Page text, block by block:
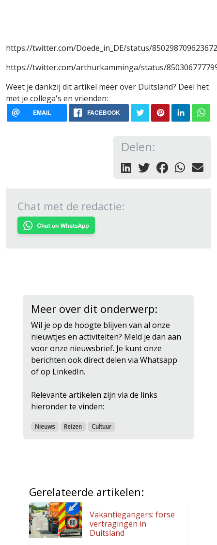
https://twitter.com/Doede_in_DE/status/
https://twitter.com/arthurkamminga/status/
Weet je dankzij dit artikel meer over Duitsland? Deel het
met je collega's en vrienden:
EMAIL FACEBOOK
Delen:
Chat met de redactie:
Meer over dit onderwerp:
Wil je op de hoogte blijven van al onze
nieuwtjes en activiteiten? Meld je dan aan
voor onze nieuwsbrief. Je kunt onze
berichten ook direct delen via Whatsapp
of op LinkedIn.
Relevante artikelen zijn via de links
hieronder te vinden:
Nieuws Reizen Cultuur
Gerelateerde artikelen:
Vakantiegangers: forse
vertragingen in
Duitsland